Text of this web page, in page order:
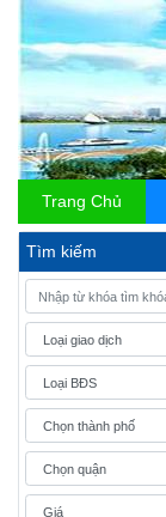
Trang Chủ
Tìm kiếm